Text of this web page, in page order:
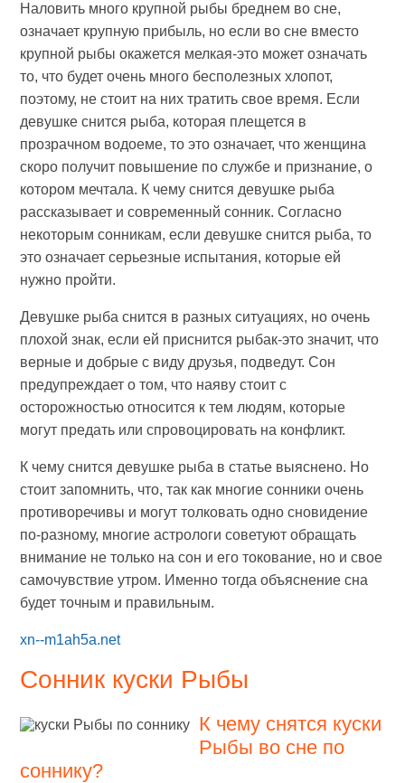
Наловить много крупной рыбы бреднем во сне,
означает крупную прибыль, но если во сне вместо
крупной рыбы окажется мелкая-это может означать
то, что будет очень много бесполезных хлопот,
поэтому, не стоит на них тратить свое время. Если
девушке снится рыба, которая плещется в
прозрачном водоеме, то это означает, что женщина
скоро получит повышение по службе и признание, о
котором мечтала. К чему снится девушке рыба
рассказывает и современный сонник. Согласно
некоторым сонникам, если девушке снится рыба, то
это означает серьезные испытания, которые ей
нужно пройти.
Девушке рыба снится в разных ситуациях, но очень
плохой знак, если ей приснится рыбак-это значит, что
верные и добрые с виду друзья, подведут. Сон
предупреждает о том, что наяву стоит с
осторожностью относится к тем людям, которые
могут предать или спровоцировать на конфликт.
К чему снится девушке рыба в статье выяснено. Но
стоит запомнить, что, так как многие сонники очень
противоречивы и могут толковать одно сновидение
по-разному, многие астрологи советуют обращать
внимание не только на сон и его токование, но и свое
самочувствие утром. Именно тогда объяснение сна
будет точным и правильным.
xn--m1ah5a.net
Сонник куски Рыбы
К чему снятся куски
Рыбы во сне по
соннику?